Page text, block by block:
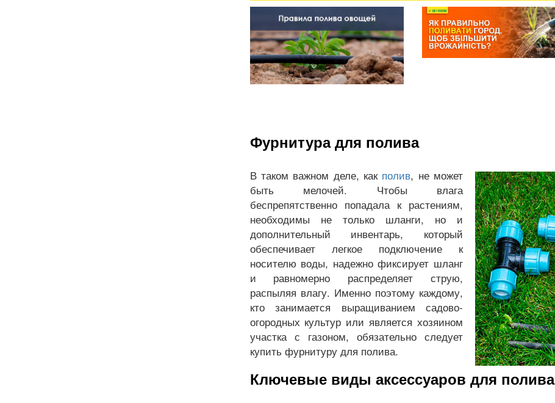
Фурнитура для полива
В таком важном деле, как полив, не может
быть мелочей. Чтобы влага
беспрепятственно попадала к растениям,
необходимы не только шланги, но и
дополнительный инвентарь, который
обеспечивает легкое подключение к
носителю воды, надежно фиксирует шланг
и равномерно распределяет струю,
распыляя влагу. Именно поэтому каждому,
кто занимается выращиванием садово-
огородных культур или является хозяином
участка с газоном, обязательно следует
купить фурнитуру для полива.
Ключевые виды аксессуаров для полива